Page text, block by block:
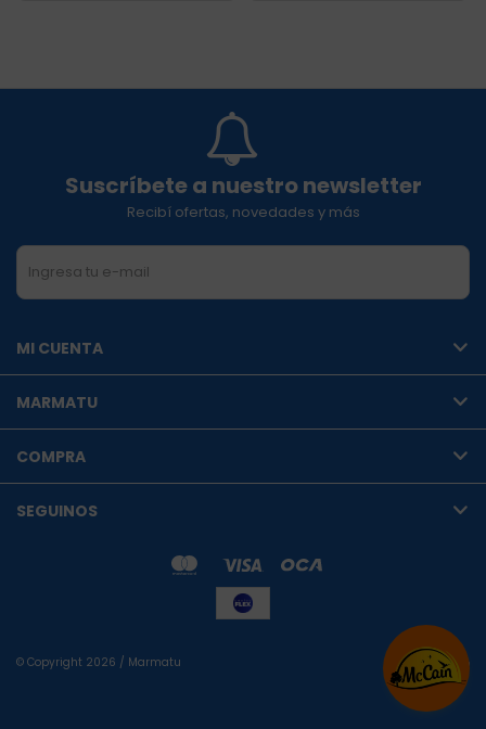
Suscríbete a nuestro newsletter
Recibí ofertas, novedades y más
MI CUENTA
MARMATU
COMPRA
SEGUINOS
© Copyright 2026 / Marmatu